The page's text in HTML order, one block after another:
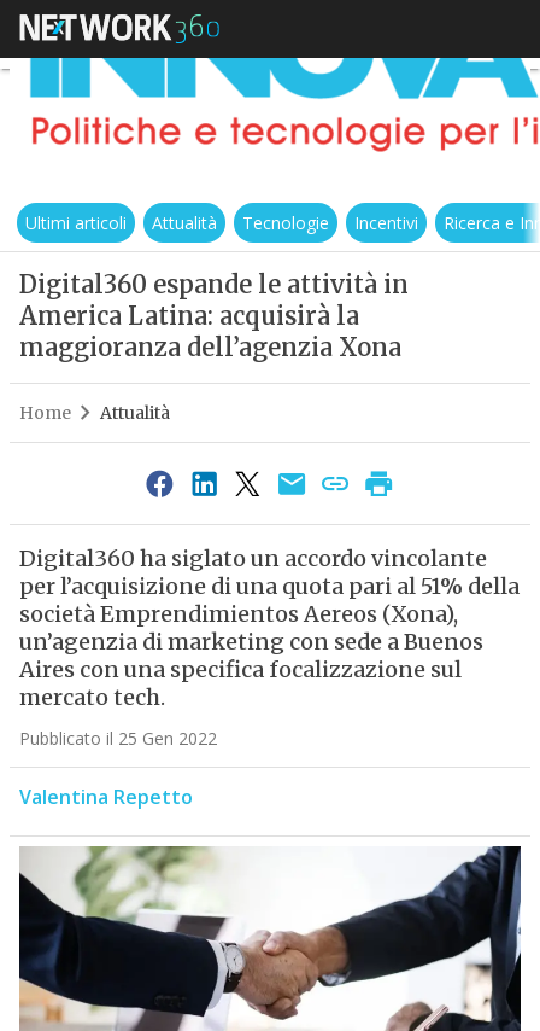
Ultimi articoli Attualità Tecnologie Incentivi Ricerca e
Digital360 espande le attività in
America Latina: acquisirà la
maggioranza dell’agenzia Xona
Home Attualità
Digital360 ha siglato un accordo vincolante
per l’acquisizione di una quota pari al 51% della
società Emprendimientos Aereos (Xona),
un’agenzia di marketing con sede a Buenos
Aires con una specifica focalizzazione sul
mercato tech.
Pubblicato il 25 Gen 2022
Valentina Repetto